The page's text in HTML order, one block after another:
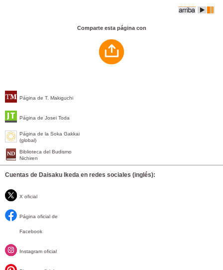
Página de T. Makiguchi
Página de Josei Toda
Página de la Soka Gakkai
(global)
Biblioteca del Budismo
Nichiren
Cuentas de Daisaku Ikeda en redes sociales (inglés):
X oficial
Página oficial de
Facebook
Instagram oficial
Comparte esta página con